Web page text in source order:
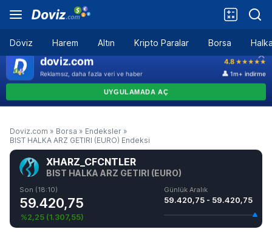
Döviz Harem Altın Kripto Paralar Borsa
Doviz.com » Borsa » Endeksler »
BIST HALKA ARZ GETIRI (EURO) Endeksi
XHARZ_CFCNTLER
BIST HALKA ARZ GETIRI (EURO)
Son (18:10)
59.420,75
%2,25 (1.307,55)
Günlük Aralık
59.420,75 - 59.420,75